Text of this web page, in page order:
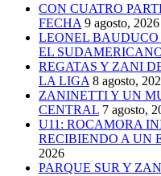
CON CUATRO
FECHA 9 agosto, 2026
LEONEL BAUDUCO
EL
REGATAS Y ZANI
LA LIGA 8 agosto,
ZANINETTI Y UN
CENTRAL 7 agosto,
U11: ROCAMORA
RECIBIENDO A UN
2026
PARQUE SUR Y